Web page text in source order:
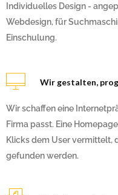
Individuelles Design -
Webdesign, für
Einschulung.
Wir gestalten,
Wir schaffen eine
Firma passt. Eine
Klicks dem User vermittelt,
gefunden werden.